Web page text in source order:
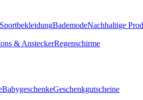
SportbekleidungBademodeNachhaltige
& AnsteckerRegenschirme
BabygeschenkeGeschenkgutscheine